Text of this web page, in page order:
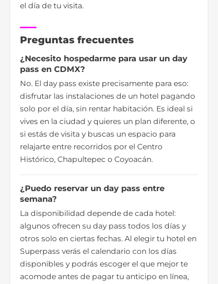
el día de tu visita.
Preguntas frecuentes
¿Necesito hospedarme para usar un day
pass en CDMX?
No. El day pass existe precisamente para eso:
disfrutar las instalaciones de un hotel pagando
solo por el día, sin rentar habitación. Es ideal si
vives en la ciudad y quieres un plan diferente, o
si estás de visita y buscas un espacio para
relajarte entre recorridos por el Centro
Histórico, Chapultepec o Coyoacán.
¿Puedo reservar un day pass entre
semana?
La disponibilidad depende de cada hotel:
algunos ofrecen su day pass todos los días y
otros solo en ciertas fechas. Al elegir tu hotel en
Superpass verás el calendario con los días
disponibles y podrás escoger el que mejor te
acomode antes de pagar tu anticipo en línea,